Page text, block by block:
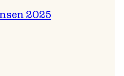
2025